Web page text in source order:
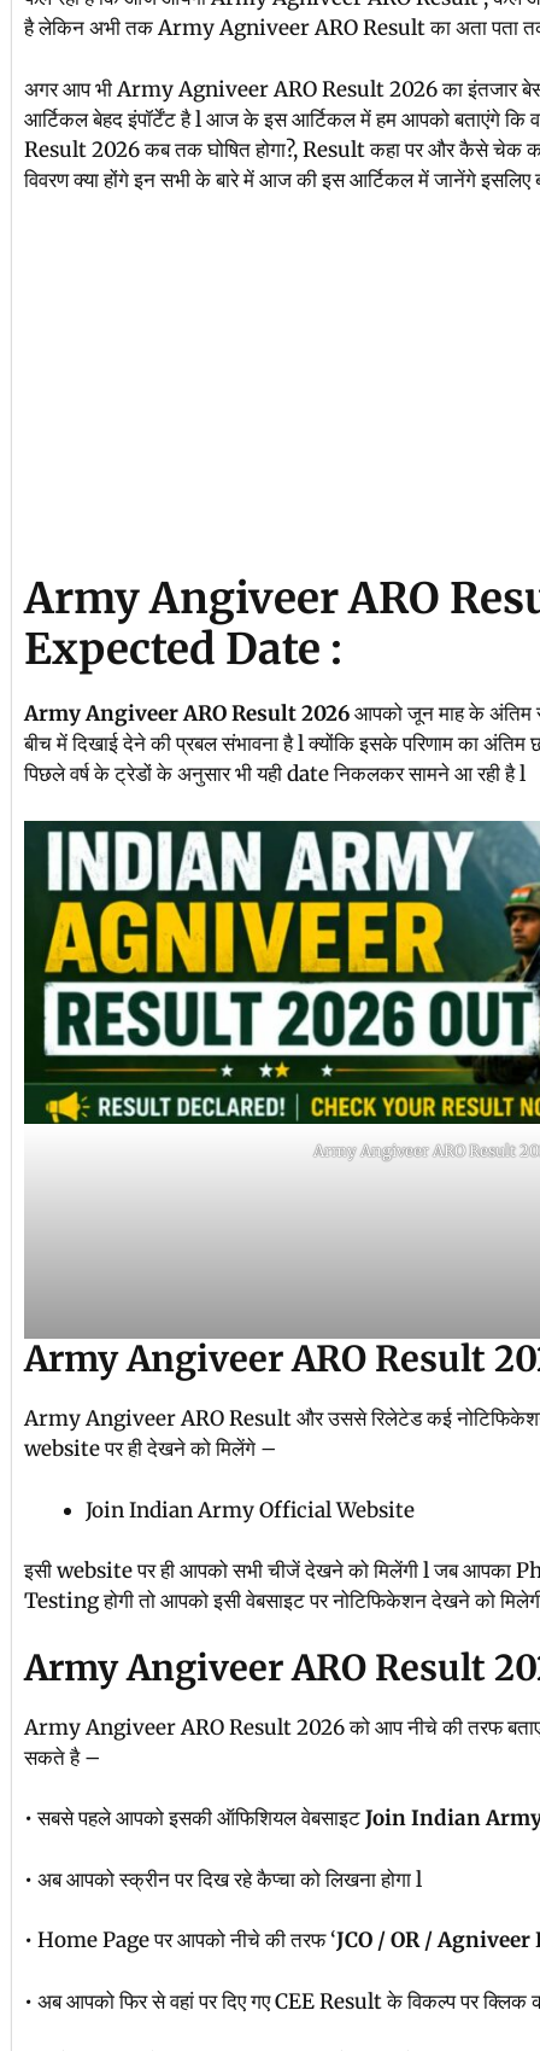
है लेकिन अभी तक Army Agniveer ARO Result का अता पता
अगर आप भी Army Agniveer ARO Result 2026 का इंतजार
आर्टिकल बेहद इंपॉर्टेंट है l आज के इस आर्टिकल में हम आपको बताएंगे
Result 2026 कब तक घोषित होगा?, Result कहा पर और कैसे
विवरण क्या होंगे इन सभी के बारे में आज की इस आर्टिकल में जानेंगे इसलिए
Army Angiveer ARO
Expected Date :
Army Angiveer ARO Result 2026आपको जून माह के अंतिम
बीच में दिखाई देने की प्रबल संभावना है l क्योंकि इसके परिणाम का अंतिम
पिछले वर्ष के ट्रेडों के अनुसार भी यही date निकलकर सामने आ रही है l
Army Angiveer ARO Result
Army Angiveer ARO Result 2026
Army Angiveer ARO Result और उससे रिलेटेड कई
website पर ही देखने को मिलेंगे –
Join Indian Army Official Website
इसी website पर ही आपको सभी चीजें देखने को मिलेंगी l जब
Testing होगी तो आपको इसी वेबसाइट पर नोटिफिकेशन देखने को
Army Angiveer ARO Result
Army Angiveer ARO Result 2026 को आप नीचे की तरफ
सकते है –
• सबसे पहले आपको इसकी ऑफिशियल वेबसाइटJoin Indian
• अब आपको स्क्रीन पर दिख रहे कैप्चा को लिखना होगा l
• Home Page पर आपको नीचे की तरफ ‘JCO / OR /
• अब आपको फिर से वहां पर दिए गए CEE Result के विकल्प पर क्लिक